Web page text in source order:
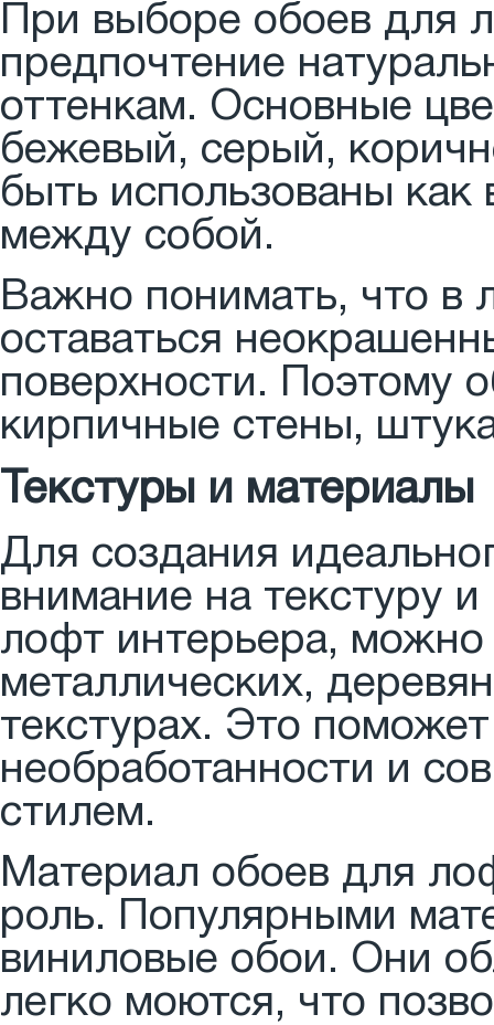
При выборе обоев для
предпочтение
оттенкам. Основные
бежевый, серый,
быть использованы как
между собой.
Важно понимать, что в
оставаться
поверхности. Поэтому
кирпичные стены,
Текстуры и материалы
Для создания
внимание на текстуру
лофт интерьера, можно
металлических,
текстурах. Это
необработанности и
стилем.
Материал обоев для
роль. Популярными
виниловые обои. Они
легко моются, что